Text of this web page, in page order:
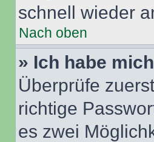
schnell wieder
Nach oben
» Ich habe
Überprüfe
richtige
es zwei